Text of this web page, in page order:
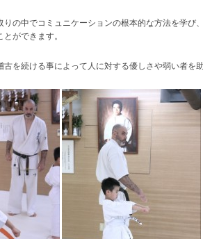
りの中でコミュニケーションの根本的な方法を学び
ができます。
古を続ける事によって人に対する優しさや弱い者を